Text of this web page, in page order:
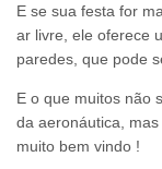
E se sua festa for
ar livre, ele oferece
paredes, que pode
E o que muitos não
da aeronáutica,
muito bem vindo !